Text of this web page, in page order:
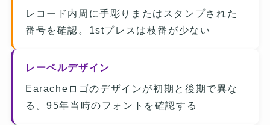
レコード内周に手彫りまたはスタンプされた
番号を確認。1stプレスは枝番が少ない
レーベルデザイン
Earacheロゴのデザインが初期と後期で異な
る。95年当時のフォントを確認する